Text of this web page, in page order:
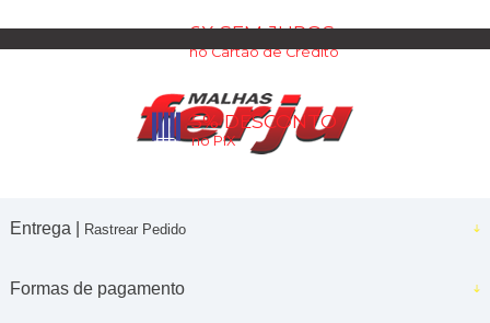
6X SEM JUROS
no Cartão de Crédito
5% DESCONTO
no PIX
Entrega | Rastrear Pedido
Formas de pagamento